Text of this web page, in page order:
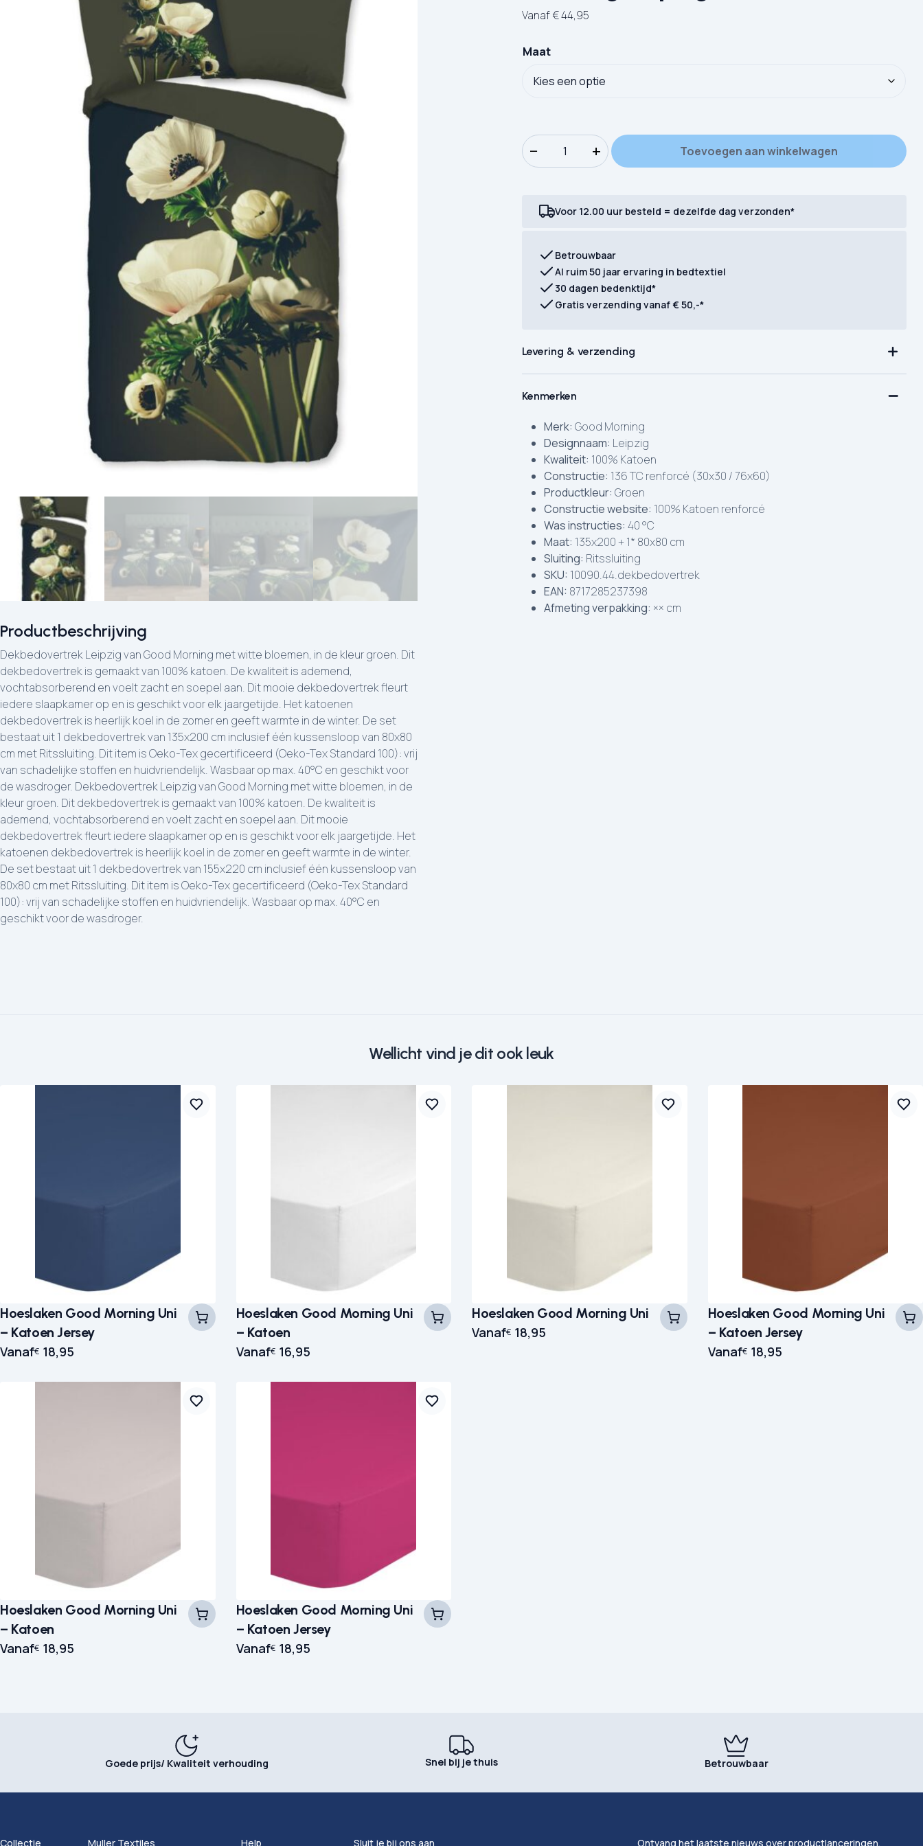
Hoofdkussens
Matrasbeschermers
Grijs
Bruin
Creme
Paars
Rood
Geel
Peuter
Productbeschrijving
Dekbedovertrek Leipzig van Good Morning met witte bloemen, in de kleur groen. Dit
dekbedovertrek is gemaakt van 100% katoen. De kwaliteit is ademend,
vochtabsorberend en voelt zacht en soepel aan. Dit mooie dekbedovertrek fleurt
iedere slaapkamer op en is geschikt voor elk jaargetijde. Het katoenen
dekbedovertrek is heerlijk koel in de zomer en geeft warmte in de winter. De set
bestaat uit 1 dekbedovertrek van 135x200 cm inclusief één kussensloop van 80x80
cm met Ritssluiting. Dit item is Oeko-Tex gecertificeerd (Oeko-Tex Standard 100): vrij
van schadelijke stoffen en huidvriendelijk. Wasbaar op max. 40°C en geschikt voor
de wasdroger. Dekbedovertrek Leipzig van Good Morning met witte bloemen, in de
kleur groen. Dit dekbedovertrek is gemaakt van 100% katoen. De kwaliteit is
ademend, vochtabsorberend en voelt zacht en soepel aan. Dit mooie
dekbedovertrek fleurt iedere slaapkamer op en is geschikt voor elk jaargetijde. Het
katoenen dekbedovertrek is heerlijk koel in de zomer en geeft warmte in de winter.
De set bestaat uit 1 dekbedovertrek van 155x220 cm inclusief één kussensloop van
80x80 cm met Ritssluiting. Dit item is Oeko-Tex gecertificeerd (Oeko-Tex Standard
100): vrij van schadelijke stoffen en huidvriendelijk. Wasbaar op max. 40°C en
geschikt voor de wasdroger.
Vanaf€44,95
Maat
Dekbedovertrek Good Morning Leipzig aantal
− + Toevoegen aan winkelwagen
Voor 12.00 uur besteld = dezelfde dag verzonden*
Betrouwbaar
Al ruim 50 jaar ervaring in bedtextiel
30 dagen bedenktijd*
Gratis verzending vanaf € 50,-*
Levering & verzending
Kenmerken
Merk: Good Morning
Designnaam: Leipzig
Kwaliteit: 100% Katoen
Constructie: 136 TC renforcé (30x30 / 76x60)
Productkleur: Groen
Constructie website: 100% Katoen renforcé
Was instructies: 40 °C
Maat: 135x200 + 1* 80x80 cm
Sluiting: Ritssluiting
SKU: 10090.44.dekbedovertrek
EAN: 8717285237398
Afmeting verpakking: ×× cm
Wellicht vind je dit ook leuk
Hoeslaken Good Morning Uni
– Katoen Jersey
Vanaf€ 18,95
Hoeslaken Good Morning Uni
– Katoen
Vanaf€ 16,95
Hoeslaken Good Morning Uni
Vanaf€ 18,95
Hoeslaken Good Morning Uni
– Katoen Jersey
Vanaf€ 18,95
Hoeslaken Good Morning Uni
– Katoen
Vanaf€ 18,95
Hoeslaken Good Morning Uni
– Katoen Jersey
Vanaf€ 18,95
Goede prijs/ Kwaliteit verhouding Snel bij je thuis Betrouwbaar
Collectie Muller Textiles Help Sluit je bij ons aan Ontvang het laatste nieuws over productlanceringen,